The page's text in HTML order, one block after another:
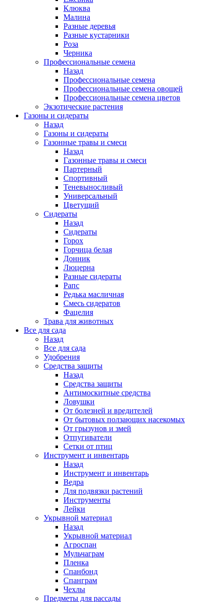
Клюква
Малина
Разные деревья
Разные кустарники
Роза
Черника
Профессиональные семена
Назад
Профессиональные семена
Профессиональные семена овощей
Профессиональные семена цветов
Экзотические растения
Газоны и сидераты
Назад
Газоны и сидераты
Газонные травы и смеси
Назад
Газонные травы и смеси
Партерный
Спортивный
Теневыносливый
Универсальный
Цветущий
Сидераты
Назад
Сидераты
Горох
Горчица белая
Донник
Люцерна
Разные сидераты
Рапс
Редька масличная
Смесь сидератов
Фацелия
Трава для животных
Все для сада
Назад
Все для сада
Удобрения
Средства защиты
Назад
Средства защиты
Антимоскитные средства
Ловушки
От болезней и вредителей
От бытовых ползающих насекомых
От грызунов и змей
Отпугиватели
Сетки от птиц
Инструмент и инвентарь
Назад
Инструмент и инвентарь
Ведра
Для подвязки растений
Инструменты
Лейки
Укрывной материал
Назад
Укрывной материал
Агроспан
Мульчаграм
Пленка
Спанбонд
Спанграм
Чехлы
Предметы для рассады